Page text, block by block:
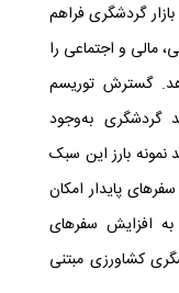
گردشگری فراهم
مالی و اجتماعی را
گسترش توریسم
گردشگری به‌و‌جود
نمونه بارز این سبک
پایدار امکان
به افزایش سفرهای
کشاورزی مبتنی